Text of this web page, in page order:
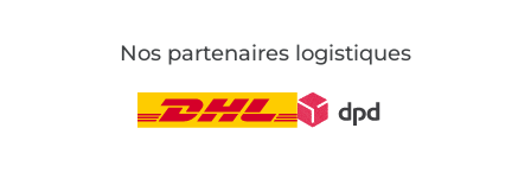
Nos partenaires logistiques